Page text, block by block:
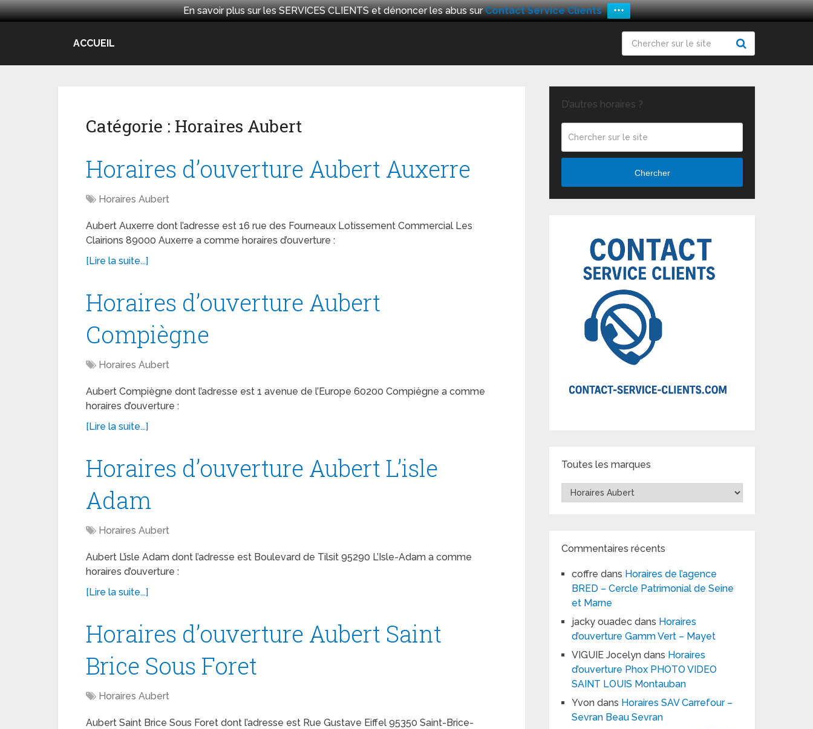
En savoir plus sur les SERVICES CLIENTS et dénoncer les abus surContact Service Clients +++
ACCUEIL
Catégorie : Horaires Aubert
Horaires d’ouverture Aubert Auxerre
Horaires Aubert
Aubert Auxerre dont l’adresse est 16 rue des Fourneaux Lotissement Commercial Les
Clairions 89000 Auxerre a comme horaires d’ouverture :
[Lire la suite...]
Horaires d’ouverture Aubert
Compiègne
Horaires Aubert
Aubert Compiègne dont l’adresse est 1 avenue de l’Europe 60200 Compiègne a comme
horaires d’ouverture :
[Lire la suite...]
Horaires d’ouverture Aubert L’isle
Adam
Horaires Aubert
Aubert L’isle Adam dont l’adresse est Boulevard de Tilsit 95290 L’Isle-Adam a comme
horaires d’ouverture :
[Lire la suite...]
Horaires d’ouverture Aubert Saint
Brice Sous Foret
Horaires Aubert
Aubert Saint Brice Sous Foret dont l’adresse est Rue Gustave Eiffel 95350 Saint-Brice-
D’autres horaires ?
Chercher
Toutes les marques
Toutes
les
Commentaires récents
coffre dans Horaires de l’agence
BRED – Cercle Patrimonial de Seine
et Marne
jacky ouadec dans Horaires
d’ouverture Gamm Vert – Mayet
VIGUIE Jocelyn dans Horaires
d’ouverture Phox PHOTO VIDEO
SAINT LOUIS Montauban
Yvon dans Horaires SAV Carrefour –
Sevran Beau Sevran